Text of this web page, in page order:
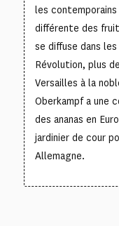
les
différente des
se diffuse dans
Révolution, plus
Versailles à la
Oberkampf a une
des ananas en
jardinier de cour
Allemagne.